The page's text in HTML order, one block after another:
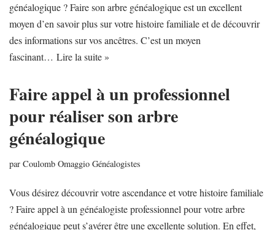
généalogique ? Faire son arbre généalogique est un excellent
moyen d’en savoir plus sur votre histoire familiale et de découvrir
des informations sur vos ancêtres. C’est un moyen
fascinant… Lire la suite »
Faire appel à un professionnel
pour réaliser son arbre
généalogique
par Coulomb Omaggio Généalogistes
Vous désirez découvrir votre ascendance et votre histoire familiale
? Faire appel à un généalogiste professionnel pour votre arbre
généalogique peut s’avérer être une excellente solution. En effet,